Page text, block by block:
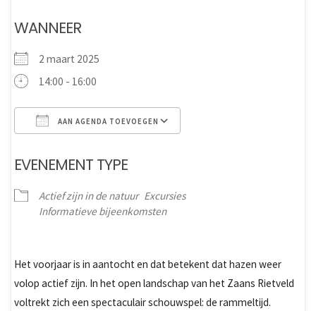
WANNEER
2 maart 2025
14:00 - 16:00
AAN AGENDA TOEVOEGEN
EVENEMENT TYPE
Actief zijn in de natuur Excursies
Informatieve bijeenkomsten
Het voorjaar is in aantocht en dat betekent dat hazen weer
volop actief zijn. In het open landschap van het Zaans Rietveld
voltrekt zich een spectaculair schouwspel: de rammeltijd.